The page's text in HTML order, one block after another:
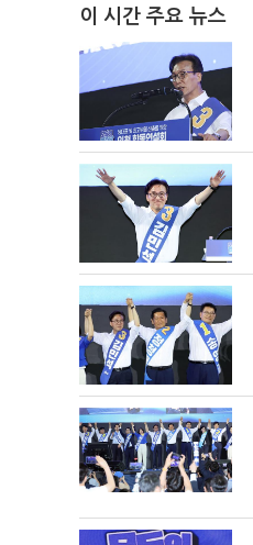
이 시간 주요 뉴스